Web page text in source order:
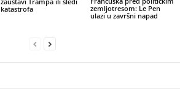
katastrofa
zemljotresom: Le Pen
ulazi u završni napad